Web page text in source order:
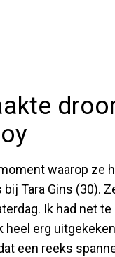
waarop ze
Tara Gins (30).
Ik had net
heel erg
een reeks